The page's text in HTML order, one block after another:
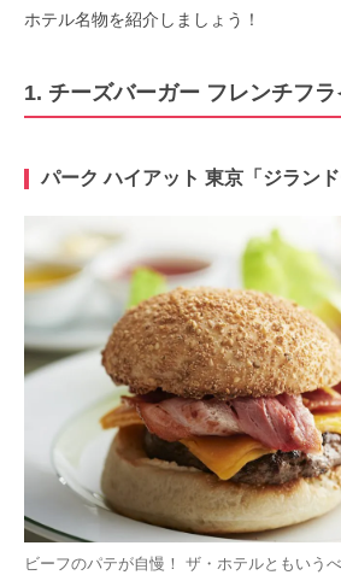
ホテル名物を紹介しましょう！
1. チーズバーガー フレンチフラ
パーク ハイアット 東京「ジラン
ビーフのパテが自慢！ ザ・ホテルともいう